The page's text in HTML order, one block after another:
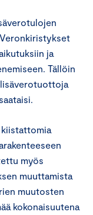
ja
Tällöin
kiistattomia
myös
muuttamista
muutosten
kokonaisuutena